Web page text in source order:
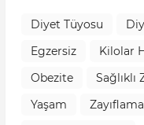
Diyet Tüyosu
Egzersiz
Kilolar
Obezite
Sağlıklı
Yaşam